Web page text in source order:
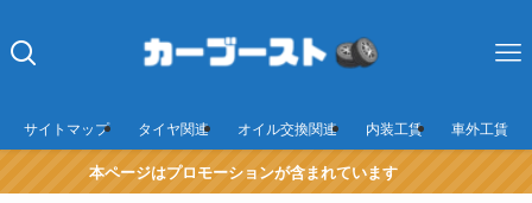
サイトマップ タイヤ関連 オイル交換関連 内装工賃 車外工賃
本ページはプロモーションが含まれています